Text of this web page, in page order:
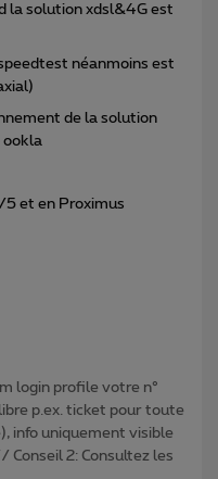
la solution xdsl&4G est
néanmoins est
de la solution
ookla
5 et en Proximus
login profile votre n°
p.ex. ticket pour toute
info uniquement visible
2: Consultez les